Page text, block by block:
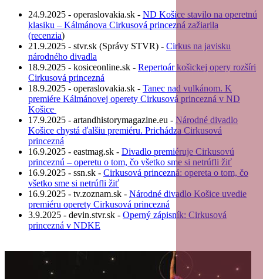
24.9.2025 - operaslovakia.sk - ND Košice stavilo na operetnú
klasiku – Kálmánova Cirkusová princezná zažiarila
(recenzia)
21.9.2025 - stvr.sk (Správy STVR) - Cirkus na javisku
národného divadla
18.9.2025 - kosiceonline.sk - Repertoár košickej opery rozšíri
Cirkusová princezná
18.9.2025 - operaslovakia.sk - Tanec nad vulkánom. K
premiére Kálmánovej operety Cirkusová princezná v ND
Košice
17.9.2025 - artandhistorymagazine.eu - Národné divadlo
Košice chystá ďalšiu premiéru. Prichádza Cirkusová
princezná
16.9.2025 - eastmag.sk - Divadlo premiéruje Cirkusovú
princeznú – operetu o tom, čo všetko sme si netrúfli žiť
16.9.2025 - ssn.sk - Cirkusová princezná: opereta o tom, čo
všetko sme si netrúfli žiť
16.9.2025 - tv.zoznam.sk - Národné divadlo Košice uvedie
premiéru operety Cirkusová princezná
3.9.2025 - devin.stvr.sk - Operný zápisník: Cirkusová
princezná v NDKE